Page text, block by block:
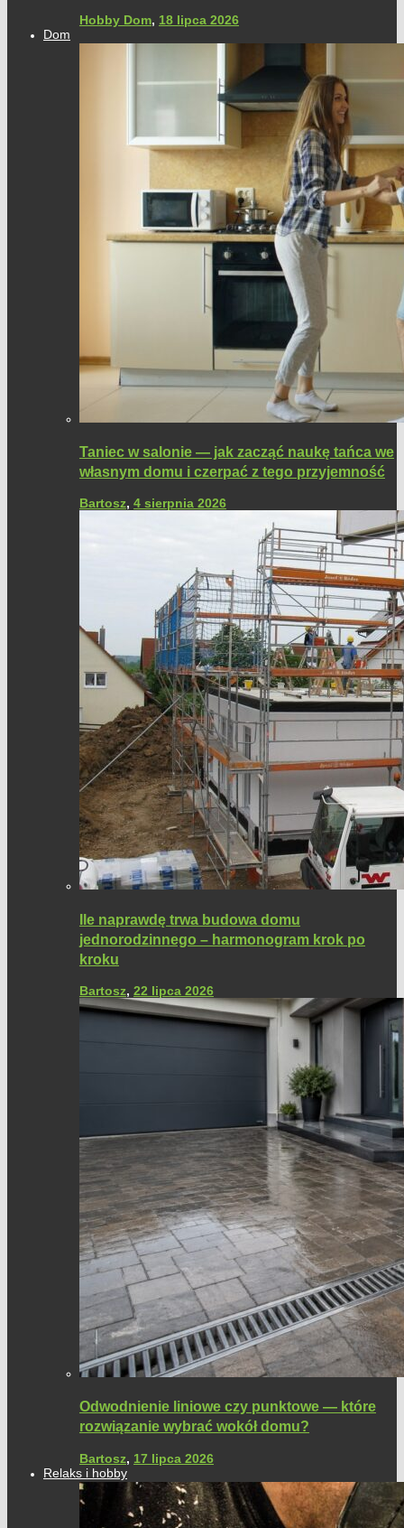
Hobby Dom, 18 lipca 2026
Dom
Taniec w salonie — jak zacząć naukę tańca we
własnym domu i czerpać z tego przyjemność
Bartosz, 4 sierpnia 2026
Ile naprawdę trwa budowa domu
jednorodzinnego – harmonogram krok po
kroku
Bartosz, 22 lipca 2026
Odwodnienie liniowe czy punktowe — które
rozwiązanie wybrać wokół domu?
Bartosz, 17 lipca 2026
Relaks i hobby